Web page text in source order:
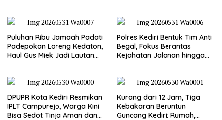
Puluhan Ribu Jamaah Padati
Padepokan Loreng Kedaton,
Haul Gus Miek Jadi Lautan
Polres Kediri Bentuk Tim Anti
Begal, Fokus Berantas
Kejahatan Jalanan hingga
DPUPR Kota Kediri Resmikan
IPLT Campurejo, Warga Kini
Bisa Sedot Tinja Aman dan
Kurang dari 12 Jam, Tiga
Kebakaran Beruntun
Guncang Kediri: Rumah,